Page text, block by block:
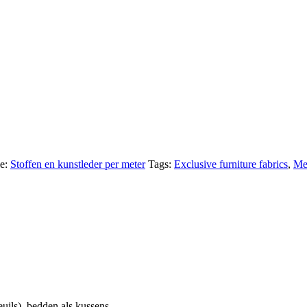
Stoffen en kunstleder per meter Tags: Exclusive furniture fabrics,